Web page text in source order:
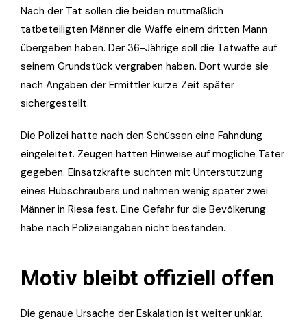
Nach der Tat sollen die beiden mutmaßlich
tatbeteiligten Männer die Waffe einem dritten Mann
übergeben haben. Der 36-Jährige soll die Tatwaffe auf
seinem Grundstück vergraben haben. Dort wurde sie
nach Angaben der Ermittler kurze Zeit später
sichergestellt.
Die Polizei hatte nach den Schüssen eine Fahndung
eingeleitet. Zeugen hatten Hinweise auf mögliche Täter
gegeben. Einsatzkräfte suchten mit Unterstützung
eines Hubschraubers und nahmen wenig später zwei
Männer in Riesa fest. Eine Gefahr für die Bevölkerung
habe nach Polizeiangaben nicht bestanden.
Motiv bleibt offiziell offen
Die genaue Ursache der Eskalation ist weiter unklar.